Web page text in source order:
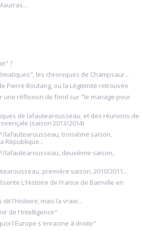
?
les chroniques de Champsaur...
Pierre Boutang, ou la Légitimité retrouvée
une réflexion de fond sur "le mariage pour
de lafautearousseau, et des réunions de
(saison 2013/2014)
lafautearousseau, troisième saison,
République...
lafautearousseau, deuxième saison,
première saison, 2010/2011...
L'Histoire de France de Bainville en
dit l'Histoire, mais la vraie...
de l'Intelligence"
l'Europe s'enracine à droite"